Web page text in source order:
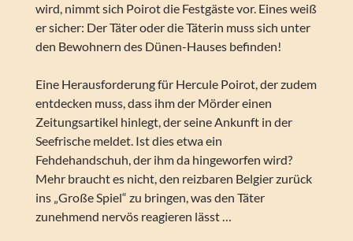
wird, nimmt sich Poirot die Festgäste vor. Eines weiß
er sicher: Der Täter oder die Täterin muss sich unter
den Bewohnern des Dünen-Hauses befinden!
Eine Herausforderung für Hercule Poirot, der zudem
entdecken muss, dass ihm der Mörder einen
Zeitungsartikel hinlegt, der seine Ankunft in der
Seefrische meldet. Ist dies etwa ein
Fehdehandschuh, der ihm da hingeworfen wird?
Mehr braucht es nicht, den reizbaren Belgier zurück
ins „Große Spiel“ zu bringen, was den Täter
zunehmend nervös reagieren lässt …